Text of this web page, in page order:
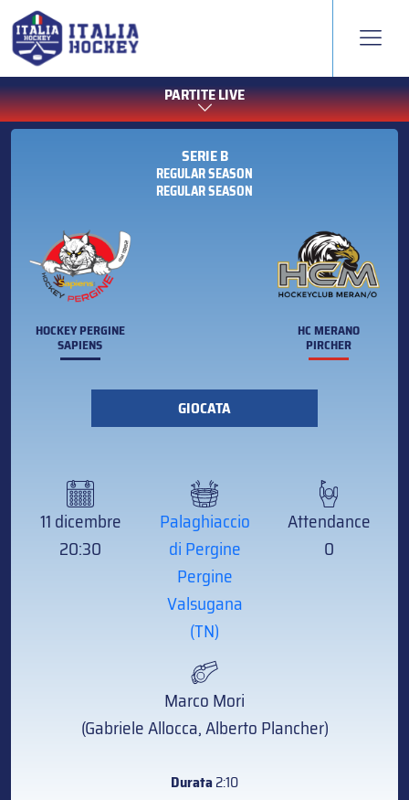
PARTITE LIVE
SERIE B
REGULAR SEASON
REGULAR SEASON
HOCKEY PERGINE
SAPIENS
HC MERANO
PIRCHER
GIOCATA
11 dicembre
20:30
Palaghiaccio
di Pergine
Pergine
Valsugana
(TN)
Attendance
0
Marco Mori
(Gabriele Allocca, Alberto Plancher)
Durata2:10